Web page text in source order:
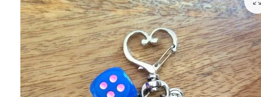
BAGUES
COLLIERS
BRACELETS
BROCHES
PARURES
ACCESSOIRES DE CHEVEUX
LES ACRYLIQUES
PIERRES NATURELLES
NACRES D’ EXCEPTIONS
TROPICAL ET SAUVAGE
ETHNIQUE ET TRIBAL
BOHÈME CHIC FLORAL
PIN’UP ROCKAB’ OLD-SCHOOL CANDY BAR